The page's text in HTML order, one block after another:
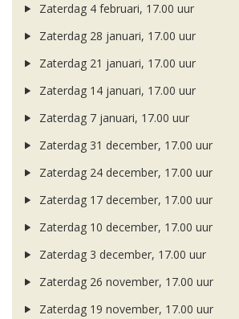
Zaterdag 4 februari, 17.00 uur
Zaterdag 28 januari, 17.00 uur
Zaterdag 21 januari, 17.00 uur
Zaterdag 14 januari, 17.00 uur
Zaterdag 7 januari, 17.00 uur
Zaterdag 31 december, 17.00 uur
Zaterdag 24 december, 17.00 uur
Zaterdag 17 december, 17.00 uur
Zaterdag 10 december, 17.00 uur
Zaterdag 3 december, 17.00 uur
Zaterdag 26 november, 17.00 uur
Zaterdag 19 november, 17.00 uur